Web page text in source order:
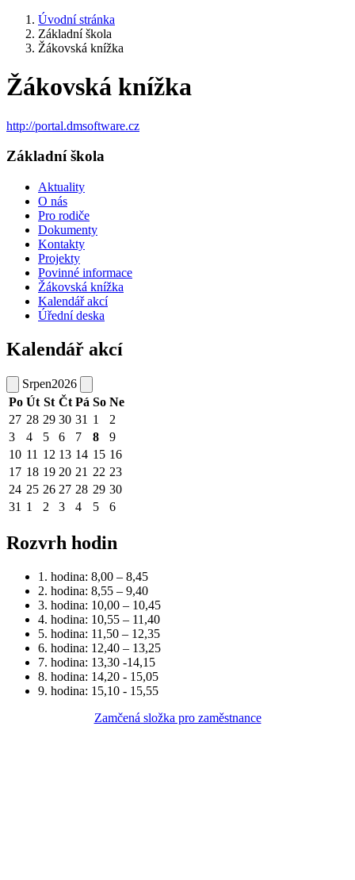
Úvodní stránka
Základní škola
Žákovská knížka
Žákovská knížka
http://portal.dmsoftware.cz
Základní škola
Aktuality
O nás
Pro rodiče
Dokumenty
Kontakty
Projekty
Povinné informace
Žákovská knížka
Kalendář akcí
Úřední deska
Kalendář akcí
Srpen2026
Po Út St Čt Pá So Ne
27 28 29 30 31 1
2
3
4 5 6 7 8
9
10 11 12 13 14 15 16
17 18 19 20 21 22 23
24 25 26 27 28 29 30
31 1 2 3 4 5 6
Rozvrh hodin
1. hodina: 8,00 – 8,45
2. hodina: 8,55 – 9,40
3. hodina: 10,00 – 10,45
4. hodina: 10,55 – 11,40
5. hodina: 11,50 – 12,35
6. hodina: 12,40 – 13,25
7. hodina: 13,30 -14,15
8. hodina: 14,20 - 15,05
9. hodina: 15,10 - 15,55
Zamčená složka pro zaměstnance